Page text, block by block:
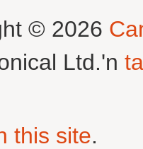
© 2026
Ltd.'n
this site.